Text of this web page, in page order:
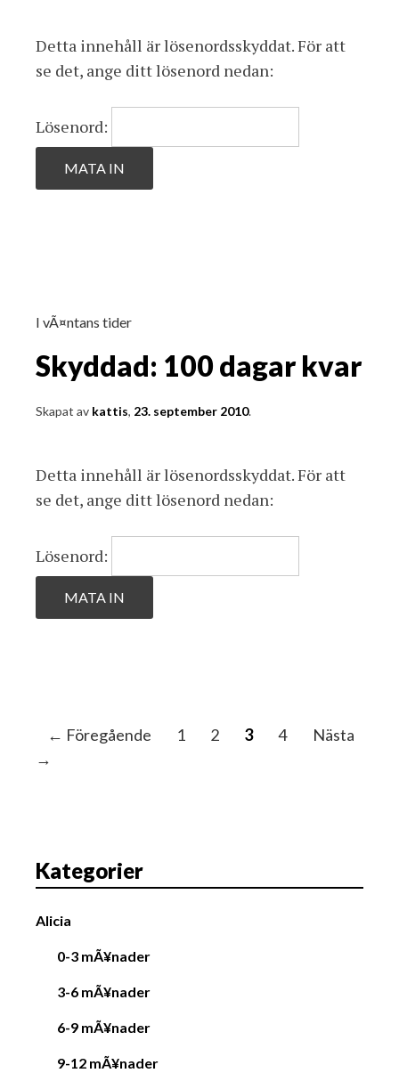
Detta innehåll är lösenordsskyddat. För att
se det, ange ditt lösenord nedan:
Lösenord:
I vÃ¤ntans tider
Skyddad: 100 dagar kvar
Skapat av kattis, 23. september 2010.
Detta innehåll är lösenordsskyddat. För att
se det, ange ditt lösenord nedan:
Lösenord:
n
s
a
← Föregående 1 2 3 4
Nästa
→
Kategorier
Alicia
0-3 mÃ¥nader
3-6 mÃ¥nader
6-9 mÃ¥nader
9-12 mÃ¥nader